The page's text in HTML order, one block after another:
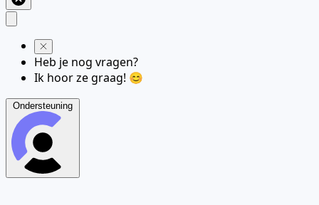
Heb je nog vragen?
Ik hoor ze graag! 😊
Ondersteuning